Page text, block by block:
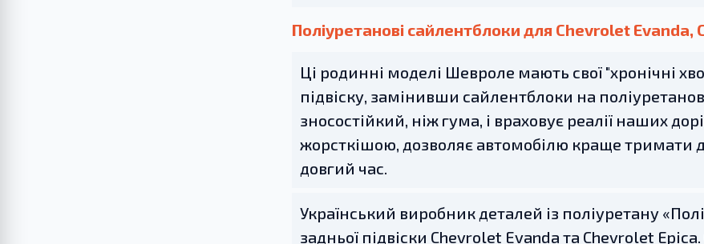
Поліуретанові сайлентблоки для Chevrolet Evanda,
Ці родинні моделі Шевроле мають свої "хронічні
підвіску, замінивши сайлентблоки на
зносостійкий, ніж гума, і враховує реалії наших
жорсткішою, дозволяє автомобілю краще тримати
довгий час.
Український виробник деталей із поліуретану
задньої підвіски Chevrolet Evanda та Chevrolet